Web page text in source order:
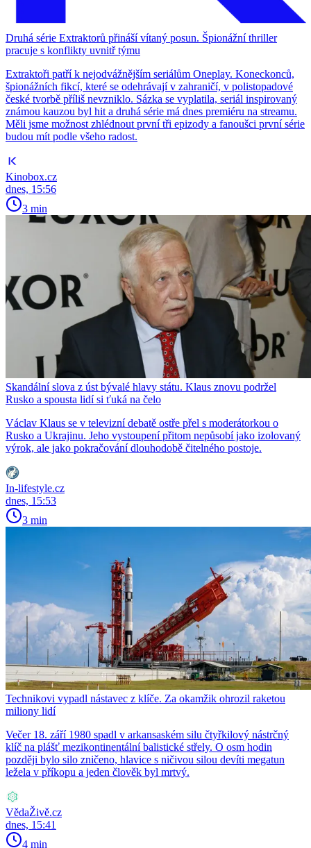
Druhá série Extraktorů přináší vítaný posun. Špionážní thriller
pracuje s konflikty uvnitř týmu
Extraktoři patří k nejodvážnějším seriálům Oneplay. Koneckonců,
špionážních fikcí, které se odehrávají v zahraničí, v polistopadové
české tvorbě příliš nevzniklo. Sázka se vyplatila, seriál inspirovaný
známou kauzou byl hit a druhá série má dnes premiéru na streamu.
Měli jsme možnost zhlédnout první tři epizody a fanoušci první série
budou mít podle všeho radost.
Kinobox.cz
dnes, 15:56
3 min
Skandální slova z úst bývalé hlavy státu. Klaus znovu podržel
Rusko a spousta lidí si ťuká na čelo
Václav Klaus se v televizní debatě ostře přel s moderátorkou o
Rusko a Ukrajinu. Jeho vystoupení přitom nepůsobí jako izolovaný
výrok, ale jako pokračování dlouhodobě čitelného postoje.
In-lifestyle.cz
dnes, 15:53
3 min
Technikovi vypadl nástavec z klíče. Za okamžik ohrozil raketou
miliony lidí
Večer 18. září 1980 spadl v arkansaském silu čtyřkilový nástrčný
klíč na plášť mezikontinentální balistické střely. O osm hodin
později bylo silo zničeno, hlavice s ničivou silou devíti megatun
ležela v příkopu a jeden člověk byl mrtvý.
VědaŽivě.cz
dnes, 15:41
4 min